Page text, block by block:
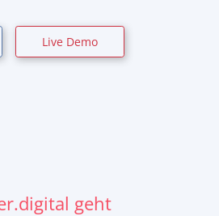
Live Demo
geht